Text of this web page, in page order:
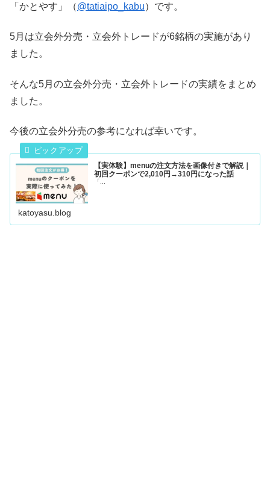
「かとやす」（@tatiaipo_kabu）です。
5月は立会外分売・立会外トレードが6銘柄の実施があり
ました。
そんな5月の立会外分売・立会外トレードの実績をまとめ
ました。
今後の立会外分売の参考になれば幸いです。
【実体験】menuの注文方法を画像付きで解説｜
初回クーポンで2,010円→310円になった話
「...
katoyasu.blog